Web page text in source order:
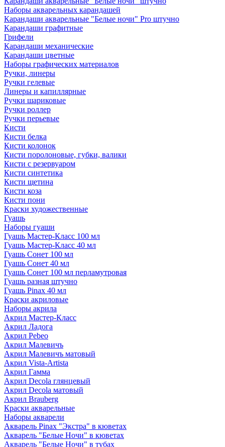
Наборы акварельных карандашей
Карандаши акварельные "Белые ночи" Pro штучно
Карандаши графитные
Грифели
Карандаши механические
Карандаши цветные
Наборы графических материалов
Ручки, линеры
Ручки гелевые
Линеры и капиллярные
Ручки шариковые
Ручки роллер
Ручки перьевые
Кисти
Кисти белка
Кисти колонок
Кисти поролоновые, губки, валики
Кисти с резервуаром
Кисти синтетика
Кисти щетина
Кисти коза
Кисти пони
Краски художественные
Гуашь
Наборы гуаши
Гуашь Мастер-Класс 100 мл
Гуашь Мастер-Класс 40 мл
Гуашь Сонет 100 мл
Гуашь Сонет 40 мл
Гуашь Сонет 100 мл перламутровая
Гуашь разная штучно
Гуашь Pinax 40 мл
Краски акриловые
Наборы акрила
Акрил Мастер-Класс
Акрил Ладога
Акрил Pebeo
Акрил Малевичъ
Акрил Малевичъ матовый
Акрил Vista-Artista
Акрил Гамма
Акрил Decola глянцевый
Акрил Decola матовый
Акрил Brauberg
Краски акварельные
Наборы акварели
Акварель Pinax "Экстра" в кюветах
Акварель "Белые Ночи" в кюветах
Акварель "Белые Ночи" в тубах